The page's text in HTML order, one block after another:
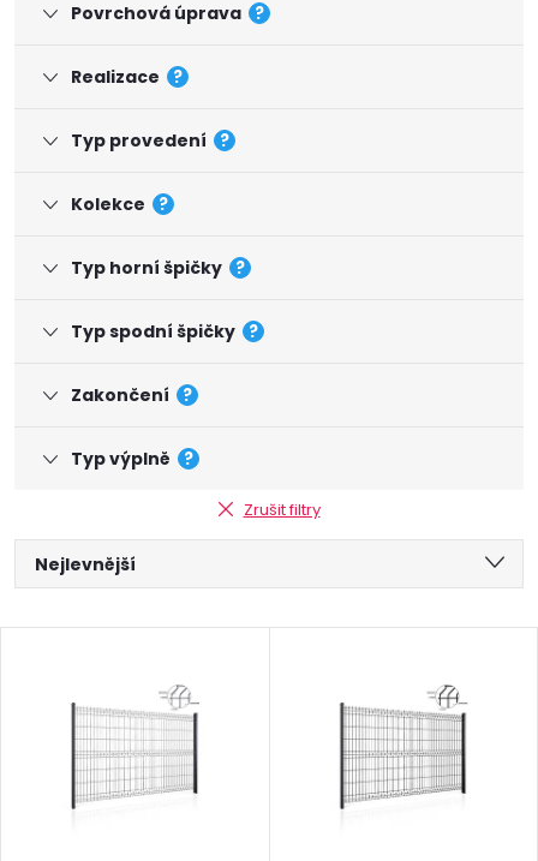
Povrchová úprava ?
Realizace ?
Typ provedení ?
Kolekce ?
Typ horní špičky ?
Typ spodní špičky ?
Zakončení ?
Typ výplně ?
Zrušit filtry
Ř
a
Nejlevnější
Abecedně